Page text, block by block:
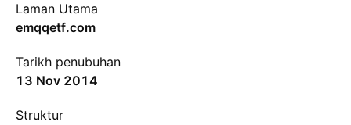
Laman Utama
emqqetf.com
Tarikh penubuhan
13 Nov 2014
Struktur